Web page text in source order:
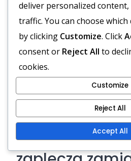
Kiedy drużyny
używać
deliver personalized content,
traffic. You can choose
by clicking Customize. Click
consent or Reject All to
cookies.
Customize
Reject All
Accept All